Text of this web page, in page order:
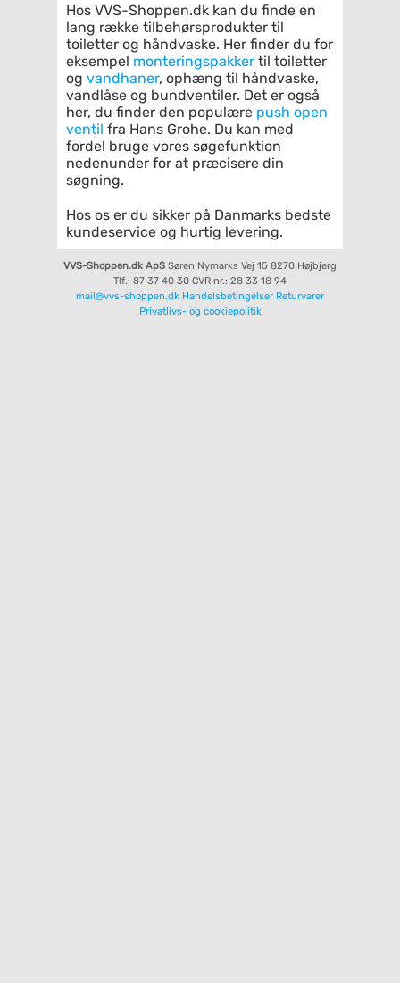
Hos VVS-Shoppen.dk kan du finde en
lang række tilbehørsprodukter til
toiletter og håndvaske. Her finder du for
eksempel monteringspakker til toiletter
og vandhaner, ophæng til håndvaske,
vandlåse og bundventiler. Det er også
her, du finder den populære push open
ventil fra Hans Grohe. Du kan med
fordel bruge vores søgefunktion
nedenunder for at præcisere din
søgning.
Hos os er du sikker på Danmarks bedste
kundeservice og hurtig levering.
VVS-Shoppen.dk ApS Søren Nymarks Vej 15 8270 Højbjerg
Tlf.: 87 37 40 30 CVR nr.: 28 33 18 94
mail@vvs-shoppen.dk Handelsbetingelser Returvarer
Privatlivs- og cookiepolitik